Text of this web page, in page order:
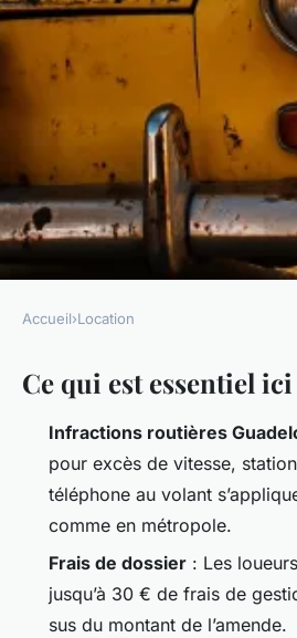
Guide pratique des
pour voitures de
Guadeloupe
• 8 min de
Accueil›Location
Ce qui est essentiel ici
Infractions routières
pour excès de vitesse,
téléphone au volant
comme en métropole.
Frais de dossier : Les
jusqu’à 30 € de frais de
sus du montant de l’amende.